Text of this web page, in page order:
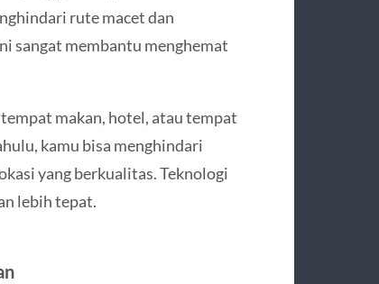
rute macet dan
sangat membantu menghemat
makan, hotel, atau tempat
kamu bisa menghindari
yang berkualitas. Teknologi
lebih tepat.